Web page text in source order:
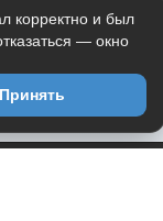
корректно и был
— окно
Принять